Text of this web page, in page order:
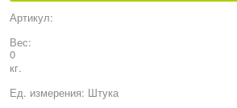
Артикул:
Вес:
0
кг.
Ед. измерения: Штука